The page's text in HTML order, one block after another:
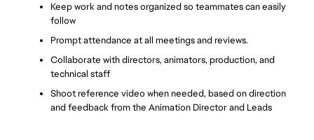
Keep work and notes organized so teammates can easily
follow
Prompt attendance at all meetings and reviews.
Collaborate with directors, animators, production, and
technical staff
Shoot reference video when needed, based on direction
and feedback from the Animation Director and Leads